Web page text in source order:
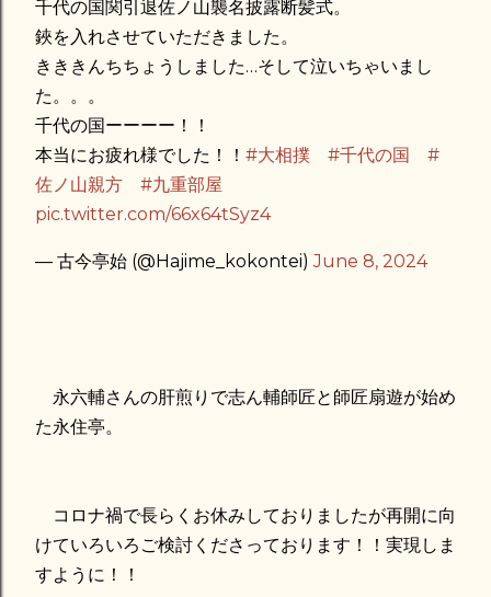
千代の国関引退佐ノ山襲名披露断髪式。
鋏を入れさせていただきました。
きききんちちょうしました…そして泣いちゃいまし
た。。。
千代の国ーーーー！！
本当にお疲れ様でした！！ #大相撲 #千代の国
#
佐ノ山親方
#九重部屋
pic.twitter.com/66x64tSyz4
— 古今亭始 (@Hajime_kokontei)June 8, 2024
永六輔さんの肝煎りで志ん輔師匠と師匠扇遊が始め
た永住亭。
コロナ禍で長らくお休みしておりましたが再開に向
けていろいろご検討くださっております！！実現しま
すように！！